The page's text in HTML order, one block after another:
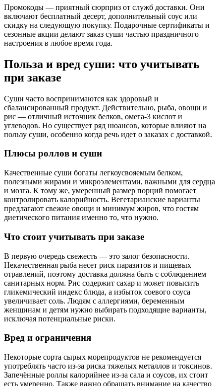
Промокоды — приятный сюрприз от служб доставки. Они
включают бесплатный десерт, дополнительный соус или
скидку на следующую покупку. Подарочные сертификаты и
сезонные акции делают заказ суши частью праздничного
настроения в любое время года.
Польза и вред суши: что учитывать
при заказе
Суши часто воспринимаются как здоровый и
сбалансированный продукт. Действительно, рыба, овощи и
рис — отличный источник белков, омега-3 кислот и
углеводов. Но существует ряд нюансов, которые влияют на
пользу суши, особенно когда речь идет о заказах с доставкой.
Плюсы роллов и суши
Качественные суши богаты легкоусвояемым белком,
полезными жирами и микроэлементами, важными для сердца
и мозга. К тому же, умеренный размер порций помогает
контролировать калорийность. Вегетарианские варианты
предлагают свежие овощи и минимум жиров, что гостям
диетического питания именно то, что нужно.
Что стоит учитывать при заказе
В первую очередь свежесть — это залог безопасности.
Некачественная рыба несет риск паразитов и пищевых
отравлений, поэтому доставка должна быть с соблюдением
санитарных норм. Рис содержит сахар и может повысить
гликемический индекс блюда, а избыток соевого соуса
увеличивает соль. Людям с аллергиями, беременным
женщинам и детям нужно выбирать подходящие варианты,
исключая потенциальные риски.
Вред и ограничения
Некоторые сорта сырых морепродуктов не рекомендуется
употреблять часто из-за риска тяжелых металлов и токсинов.
Запечённые роллы калорийнее из-за сала и соусов, их стоит
есть умеренно. Также важно обращать внимание на качество